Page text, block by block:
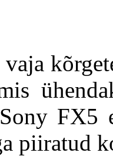
FX5
piiratud